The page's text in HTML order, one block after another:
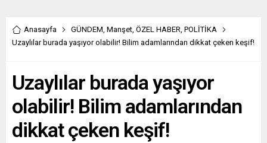
Anasayfa GÜNDEM, Manşet, ÖZEL HABER, POLİTİKA
Uzaylılar burada yaşıyor olabilir! Bilim adamlarından dikkat çeken keşif!
Uzaylılar burada yaşıyor
olabilir! Bilim adamlarından
dikkat çeken keşif!